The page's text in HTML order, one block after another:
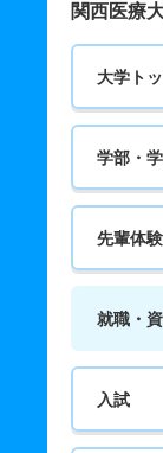
関西医療
大学ト
学部・
先輩体
就職・
入試